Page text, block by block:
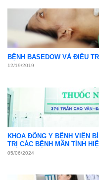
BỆNH BASEDOW VÀ ĐIỀU
12/19/2019
KHOA ĐÔNG Y BỆNH VIỆN
TRỊ CÁC BỆNH MÃN TÍNH
05/06/2024